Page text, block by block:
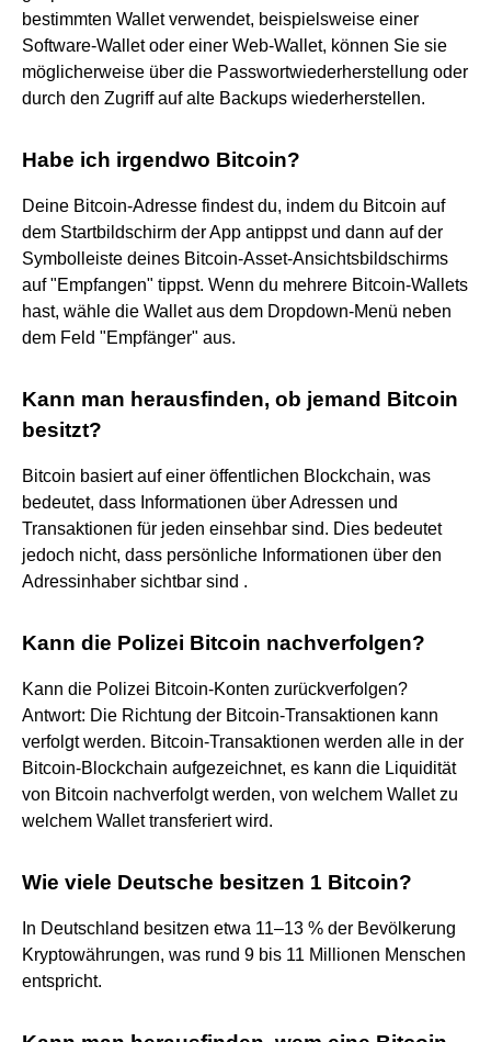
bestimmten Wallet verwendet, beispielsweise einer
Software-Wallet oder einer Web-Wallet, können Sie sie
möglicherweise über die Passwortwiederherstellung oder
durch den Zugriff auf alte Backups wiederherstellen.
Habe ich irgendwo Bitcoin?
Deine Bitcoin-Adresse findest du, indem du Bitcoin auf
dem Startbildschirm der App antippst und dann auf der
Symbolleiste deines Bitcoin-Asset-Ansichtsbildschirms
auf "Empfangen" tippst. Wenn du mehrere Bitcoin-Wallets
hast, wähle die Wallet aus dem Dropdown-Menü neben
dem Feld "Empfänger" aus.
Kann man herausfinden, ob jemand Bitcoin
besitzt?
Bitcoin basiert auf einer öffentlichen Blockchain, was
bedeutet, dass Informationen über Adressen und
Transaktionen für jeden einsehbar sind. Dies bedeutet
jedoch nicht, dass persönliche Informationen über den
Adressinhaber sichtbar sind .
Kann die Polizei Bitcoin nachverfolgen?
Kann die Polizei Bitcoin-Konten zurückverfolgen?
Antwort: Die Richtung der Bitcoin-Transaktionen kann
verfolgt werden. Bitcoin-Transaktionen werden alle in der
Bitcoin-Blockchain aufgezeichnet, es kann die Liquidität
von Bitcoin nachverfolgt werden, von welchem Wallet zu
welchem Wallet transferiert wird.
Wie viele Deutsche besitzen 1 Bitcoin?
In Deutschland besitzen etwa 11–13 % der Bevölkerung
Kryptowährungen, was rund 9 bis 11 Millionen Menschen
entspricht.